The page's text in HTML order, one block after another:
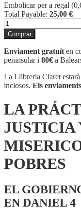
Embolicar per a regal (
Total Payable: 25,00 €
quantitat
de
LA
PRÁCTICA
DE
LA
JUSTICIA
Y
MISERICORDIA
CON
POBRES
Comprar
Enviament gratuït en
peninsular i 80€ a
La Llibreria Claret estarà
inclosos. Els
LA
JUSTICIA
POBRES
EL
EN DANIEL 4